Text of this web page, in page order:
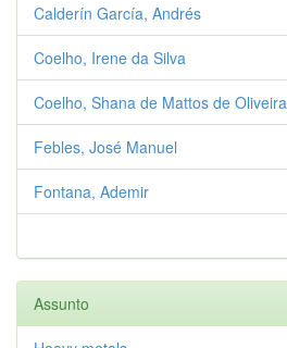
Calderín García, Andrés
Coelho, Irene da Silva
Coelho, Shana de Mattos de Oliveira
Febles, José Manuel
Fontana, Ademir
Assunto